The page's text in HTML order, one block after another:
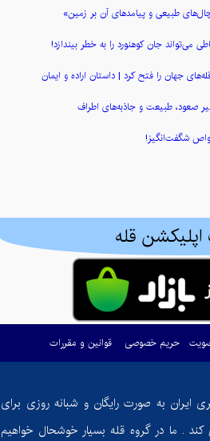
طبیعی و پیامدهای آن بر زمین»
می‌تواند جان کوهنورد را به خطر بیندازد!
جهان را فتح کرد | داستان اراده و ایمان
صعود، طبیعت و جاذبه‌های اطراف
شگفت‌انگیز!
قله
حریم خصوصی قوانین و مقررات
به صورت رایگان و شبانه روزی برای
. ما در گروه قله بسیار خوشحال خواهیم